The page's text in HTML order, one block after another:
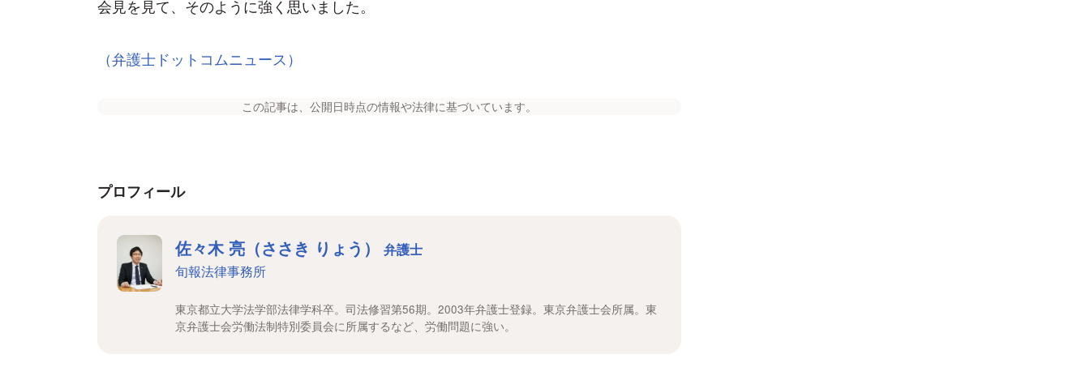
会見を見て、そのように強く思いました。
（弁護士ドットコムニュース）
この記事は、公開日時点の情報や法律に基づいています。
プロフィール
佐々木 亮（ささき りょう） 弁護士
旬報法律事務所
東京都立大学法学部法律学科卒。司法修習第56期。2003年弁護士登録。東京弁護士会所属。東
京弁護士会労働法制特別委員会に所属するなど、労働問題に強い。